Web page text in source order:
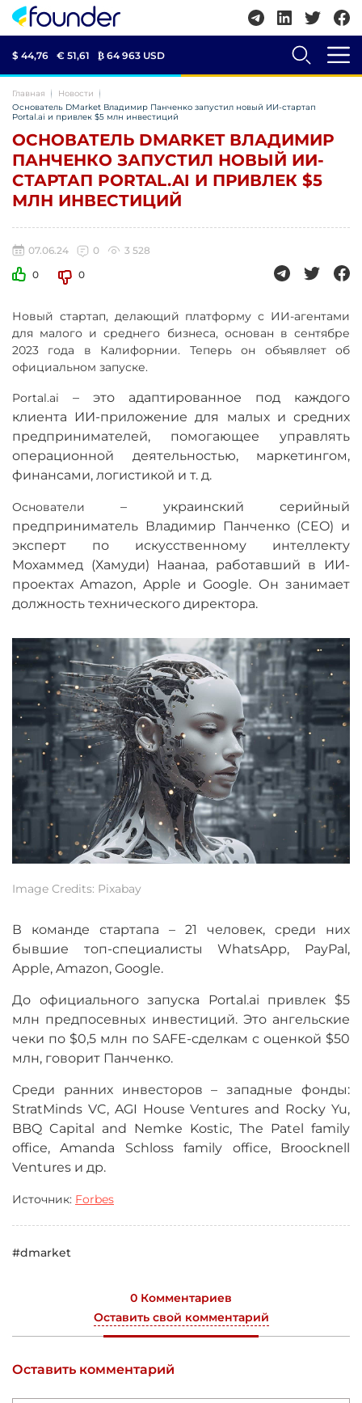
$ 44,76 € 51,61 ₿ 64 963 USD
Главная
Новости
Основатель DMarket Владимир Панченко запустил новый ИИ-стартап
Portal.ai и привлек $5 млн инвестиций
ОСНОВАТЕЛЬ DMARKET ВЛАДИМИР
ПАНЧЕНКО ЗАПУСТИЛ НОВЫЙ ИИ-
СТАРТАП PORTAL.AI И ПРИВЛЕК $5
МЛН ИНВЕСТИЦИЙ
07.06.24 0
3 528
0
0
Новый стартап, делающий платформу с ИИ-агентами
для малого и среднего бизнеса, основан в сентябре
2023 года в Калифорнии. Теперь он объявляет об
официальном запуске.
Portal.ai – это адаптированное под каждого
клиента ИИ-приложение для малых и средних
предпринимателей, помогающее управлять
операционной деятельностью, маркетингом,
финансами, логистикой и т. д.
Основатели– украинский серийный
предприниматель Владимир Панченко (CEO) и
эксперт по искусственному интеллекту
Мохаммед (Хамуди) Наанаа, работавший в ИИ-
проектах Amazon, Apple и Google. Он занимает
должность технического директора.
Image Credits: Pixabay
В команде стартапа – 21 человек, среди них
бывшие топ-специалисты WhatsApp, PayPal,
Apple, Amazon, Google.
До официального запуска Portal.ai привлек $5
млн предпосевных инвестиций. Это ангельские
чеки по $0,5 млн по SAFE-сделкам с оценкой $50
млн, говорит Панченко.
Среди ранних инвесторов– западные фонды:
StratMinds VC, AGI House Ventures and Rocky Yu,
BBQ Capital and Nemke Kostic, The Patel family
office, Amanda Schloss family office, Broocknell
Ventures и др.
Источник: Forbes
#dmarket
0 Комментариев
Оставить свой комментарий
Оставить комментарий